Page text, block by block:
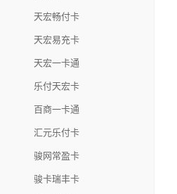
天宏畅付卡
天宏易充卡
天宏一卡通
乐付天宏卡
百商一卡通
汇元乐付卡
骏网常盈卡
骏卡瑞丰卡